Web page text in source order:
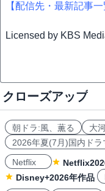
【配信先・最新記事一
Licensed by KBS
クローズアップ
朝ドラ:風、薫る 大
2026年夏(7月)国内ドラ
Netflix
Disney+2026年作品